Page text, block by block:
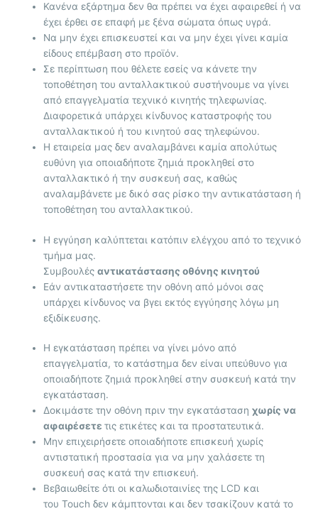
Κανένα εξάρτημα δεν θα πρέπει να έχει αφαιρεθεί ή να
έχει έρθει σε επαφή με ξένα σώματα όπως υγρά.
Να μην έχει επισκευστεί και να μην έχει γίνει καμία
είδους επέμβαση στο προϊόν.
Σε περίπτωση που θέλετε εσείς να κάνετε την
τοποθέτηση του ανταλλακτικού συστήνουμε να γίνει
από επαγγελματία τεχνικό κινητής τηλεφωνίας.
Διαφορετικά υπάρχει κίνδυνος καταστροφής του
ανταλλακτικού ή του κινητού σας τηλεφώνου.
Η εταιρεία μας δεν αναλαμβάνει καμία απολύτως
ευθύνη για οποιαδήποτε ζημιά προκληθεί στο
ανταλλακτικό ή την συσκευή σας, καθώς
αναλαμβάνετε με δικό σας ρίσκο την αντικατάσταση ή
τοποθέτηση του ανταλλακτικού.
Η εγγύηση καλύπτεται κατόπιν ελέγχου από το τεχνικό
τμήμα μας.
Συμβουλέςαντικατάστασης οθόνης κινητού
Εάν αντικαταστήσετε την οθόνη από μόνοι σας
υπάρχει κίνδυνος να βγει εκτός εγγύησης λόγω μη
εξιδίκευσης.
Η εγκατάσταση πρέπει να γίνει μόνο από
επαγγελματία, το κατάστημα δεν είναι υπεύθυνο για
οποιαδήποτε ζημιά προκληθεί στην συσκευή κατά την
εγκατάσταση.
Δοκιμάστε την οθόνη πριν την εγκατάστασηχωρίς να
αφαιρέσετετις ετικέτες και τα προστατευτικά.
Μην επιχειρήσετε οποιαδήποτε επισκευή χωρίς
αντιστατική προστασία για να μην χαλάσετε τη
συσκευή σας κατά την επισκευή.
Βεβαιωθείτε ότι οι καλωδιοταινίες της LCD και
του Touch δεν κάμπτονται και δεν τσακίζουν κατά το